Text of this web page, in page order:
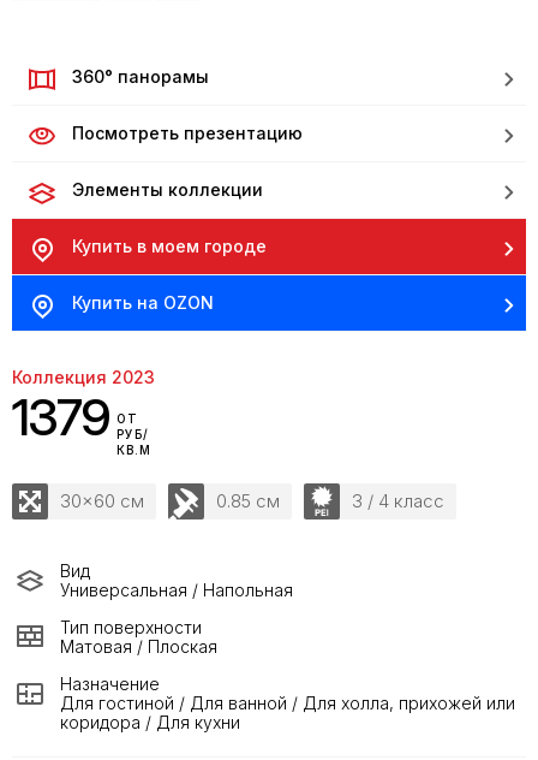
360° панорамы
Посмотреть презентацию
Элементы коллекции
Купить в моем городе
Купить на OZON
Коллекция 2023
1379 ОТ
РУБ/
КВ.М
30x60 см 0.85 см 3 / 4 класс
Вид
Универсальная / Напольная
Тип поверхности
Матовая / Плоская
Назначение
Для гостиной / Для ванной / Для холла, прихожей или
коридора / Для кухни